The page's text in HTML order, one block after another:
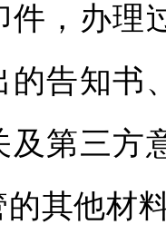
件，办理
的告知书
及第三方
其他材